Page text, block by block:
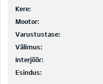
Kere:
Mootor:
Varustustase:
Välimus:
Interjöör:
Esindus: